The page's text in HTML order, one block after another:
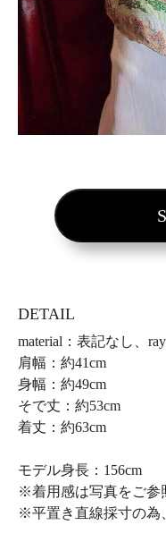
DETAIL
material：表記なし、
肩幅：約41cm
身幅：約49cm
そで丈：約53cm
着丈：約63cm
モデル身長：156cm
※着用感は写真をご参
※平置き直線採寸の為